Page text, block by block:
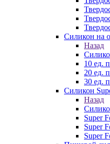
Силикон на
Назад
10 ед.
20 ед.
30 ед.
Силикон
Назад
Super
Super
Super